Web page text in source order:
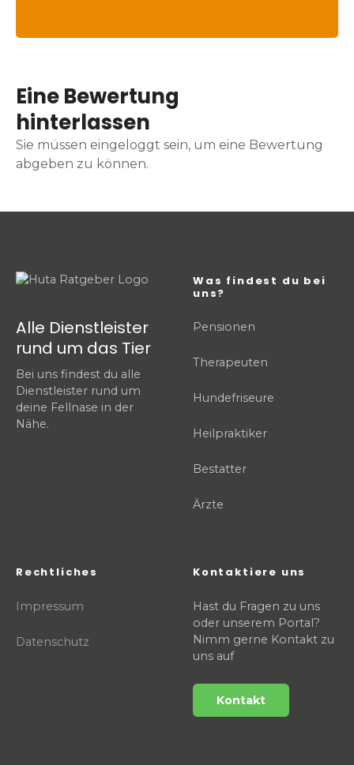
Eine Bewertung
hinterlassen
Sie müssen eingeloggt sein, um eine Bewertung
abgeben zu können.
Alle Dienstleister
rund um das Tier
Bei uns findest du alle
Dienstleister rund um
deine Fellnase in der
Nähe.
Was findest du bei
uns?
Pensionen
Therapeuten
Hundefriseure
Heilpraktiker
Bestatter
Ärzte
Rechtliches
Impressum
Datenschutz
Kontaktiere uns
Hast du Fragen zu uns
oder unserem Portal?
Nimm gerne Kontakt zu
uns auf
Kontakt